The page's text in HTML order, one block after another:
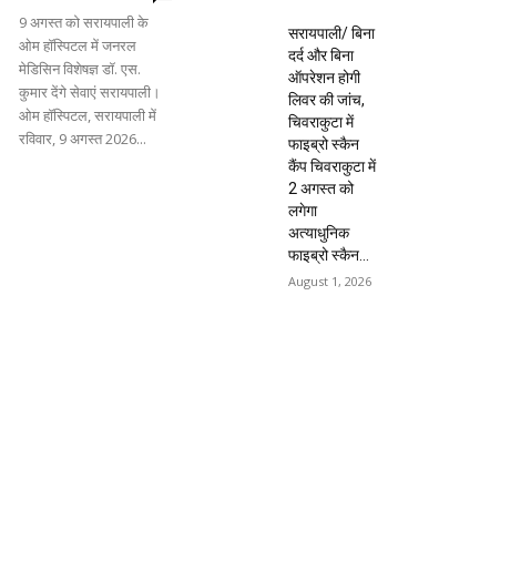
9 अगस्त को सरायपाली के
ओम हॉस्पिटल में जनरल
मेडिसिन विशेषज्ञ डॉ. एस.
कुमार देंगे सेवाएं सरायपाली।
ओम हॉस्पिटल, सरायपाली में
रविवार, 9 अगस्त 2026...
सरायपाली/ बिना
दर्द और बिना
ऑपरेशन होगी
लिवर की जांच,
चिवराकुटा में
फाइब्रो स्कैन
कैंप चिवराकुटा में
2 अगस्त को
लगेगा
अत्याधुनिक
फाइब्रो स्कैन...
August 1, 2026